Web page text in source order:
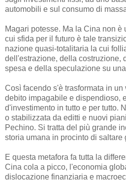
automobili e sul consumo di
Magari potesse. Ma la Cina non è
cui sfida per il futuro è tale
nazione quasi-totalitaria la cui
dell'estrazione, della costruzione,
spesa e della speculazione su
Così facendo s'è trasformata in
debito impagabile e dispendioso,
d'investimento in tutto e per tutto.
o stabilizzata da editti e nuovi
Pechino. Si tratta del più grande
storia umana in procinto di saltare
E questa metafora fa tutta la
Cina cola a picco, l'economia
dislocazione finanziaria e